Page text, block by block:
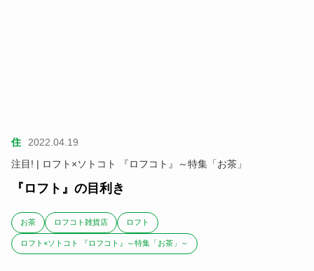
住
2022.04.19
注目! | ロフト×ソトコト 『ロフコト』～特集「お茶」
『ロフト』の目利き
お茶 ロフコト雑貨店 ロフト
ロフト×ソトコト 『ロフコト』～特集「お茶」～